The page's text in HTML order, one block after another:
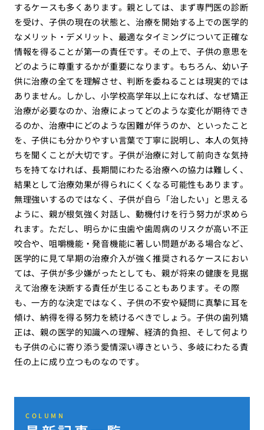
するケースも多くあります。親としては、まず専門医の診断
を受け、子供の現在の状態と、治療を開始する上での医学的
なメリット・デメリット、最適なタイミングについて正確な
情報を得ることが第一の責任です。その上で、子供の意思を
どのように尊重するかが重要になります。もちろん、幼い子
供に治療の全てを理解させ、判断を委ねることは現実的では
ありません。しかし、小学校高学年以上になれば、なぜ矯正
治療が必要なのか、治療によってどのような変化が期待でき
るのか、治療中にどのような困難が伴うのか、といったこと
を、子供にも分かりやすい言葉で丁寧に説明し、本人の気持
ちを聞くことが大切です。子供が治療に対して前向きな気持
ちを持てなければ、長期間にわたる治療への協力は難しく、
結果として治療効果が得られにくくなる可能性もあります。
無理強いするのではなく、子供が自ら「治したい」と思える
ように、親が根気強く対話し、動機付けを行う努力が求めら
れます。ただし、明らかに虫歯や歯周病のリスクが高い不正
咬合や、咀嚼機能・発音機能に著しい問題がある場合など、
医学的に見て早期の治療介入が強く推奨されるケースにおい
ては、子供が多少嫌がったとしても、親が将来の健康を見据
えて治療を決断する責任が生じることもあります。その際
も、一方的な決定ではなく、子供の不安や疑問に真摯に耳を
傾け、納得を得る努力を続けるべきでしょう。子供の歯列矯
正は、親の医学的知識への理解、経済的負担、そして何より
も子供の心に寄り添う愛情深い導きという、多岐にわたる責
任の上に成り立つものなのです。
COLUMN